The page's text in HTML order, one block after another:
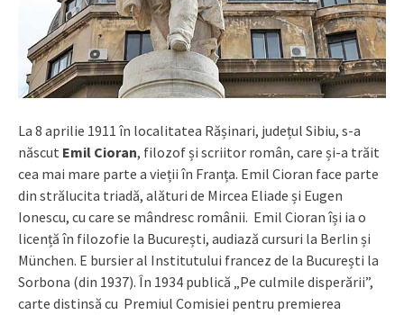
La 8 aprilie 1911 în localitatea Rășinari, județul Sibiu, s-a
născut Emil Cioran, filozof și scriitor român, care și-a trăit
cea mai mare parte a vieții în Franța. Emil Cioran face parte
din strălucita triadă, alături de Mircea Eliade și Eugen
Ionescu, cu care se mândresc românii. Emil Cioran își ia o
licență în filozofie la București, audiază cursuri la Berlin și
München. E bursier al Institutului francez de la București la
Sorbona (din 1937). În 1934 publică „Pe culmile disperării”,
carte distinsă cu Premiul Comisiei pentru premierea